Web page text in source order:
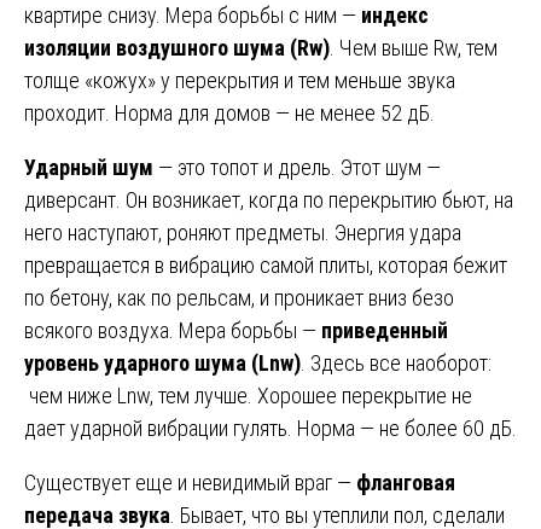
квартире снизу. Мера борьбы с ним — индекс
изоляции воздушного шума (Rw) . Чем выше Rw, тем
толще «кожух» у перекрытия и тем меньше звука
проходит. Норма для домов — не менее 52 дБ.
Ударный шум — это топот и дрель. Этот шум —
диверсант. Он возникает, когда по перекрытию бьют, на
него наступают, роняют предметы. Энергия удара
превращается в вибрацию самой плиты, которая бежит
по бетону, как по рельсам, и проникает вниз безо
всякого воздуха. Мера борьбы — приведенный
уровень ударного шума (Lnw) . Здесь все наоборот:
чем ниже Lnw, тем лучше. Хорошее перекрытие не
дает ударной вибрации гулять. Норма — не более 60 дБ.
Существует еще и невидимый враг — фланговая
передача звука . Бывает, что вы утеплили пол, сделали